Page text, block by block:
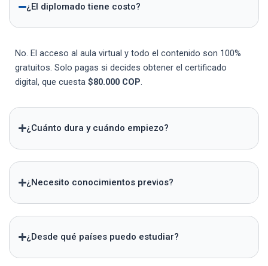
¿El diplomado tiene costo?
No. El acceso al aula virtual y todo el contenido son 100%
gratuitos. Solo pagas si decides obtener el certificado
digital, que cuesta $80.000 COP
¿Cuánto dura y cuándo empiezo?
¿Necesito conocimientos previos?
¿Desde qué países puedo estudiar?